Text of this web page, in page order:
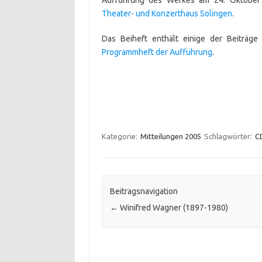
Theater- und Konzerthaus Solingen.
Das Beiheft enthält einige der Beiträge
Programmheft der Aufführung.
Kategorie: Mitteilungen 2005 Schlagwörter:
Beitragsnavigation
← Winifred Wagner (1897-1980)